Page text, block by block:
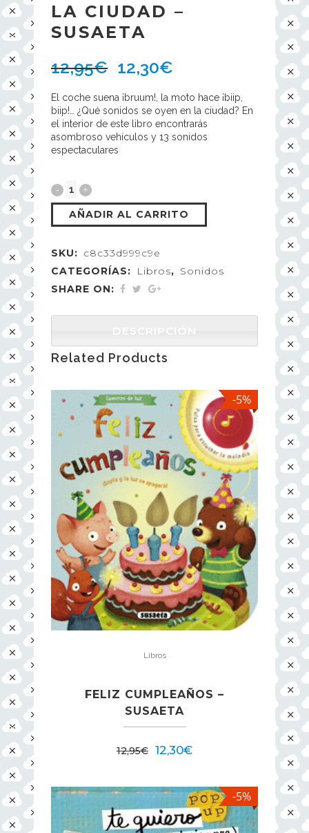
LA CIUDAD –
SUSAETA
12,95€ 12,30€
El coche suena ¡bruum!, la moto hace ¡biip,
biip!… ¿Qué sonidos se oyen en la ciudad? En
el interior de este libro encontrarás
asombroso vehículos y 13 sonidos
espectaculares
AÑADIR AL CARRITO
SKU: c8c33d999c9e
CATEGORÍAS:
Libros, Sonidos
SHARE ON:
DESCRIPCIÓN
Related Products
-5%
Libros
FELIZ CUMPLEAÑOS –
SUSAETA
12,95€ 12,30€
-5%